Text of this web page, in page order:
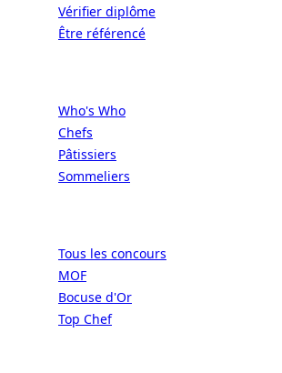
Vérifier diplôme
Être référencé
Who's Who
Chefs
Pâtissiers
Sommeliers
Tous les concours
MOF
Bocuse d'Or
Top Chef